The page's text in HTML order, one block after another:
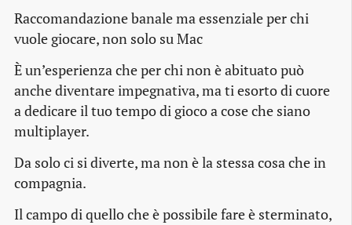
Raccomandazione banale ma essenziale per chi
vuole giocare, non solo su Mac
È un’esperienza che per chi non è abituato può
anche diventare impegnativa, ma ti esorto di cuore
a dedicare il tuo tempo di gioco a cose che siano
multiplayer.
Da solo ci si diverte, ma non è la stessa cosa che in
compagnia.
Il campo di quello che è possibile fare è sterminato,